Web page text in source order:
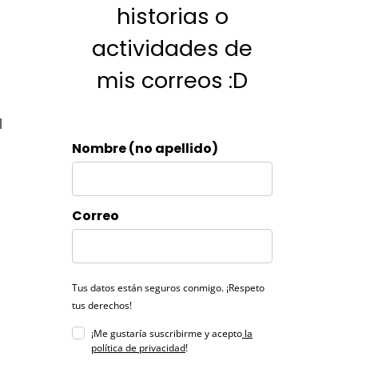
historias o
actividades de
mis correos :D
Nombre (no apellido)
Correo
Tus datos están seguros conmigo. ¡Respeto
tus derechos!
¡Me gustaría suscribirme y acepto la
política de privacidad!